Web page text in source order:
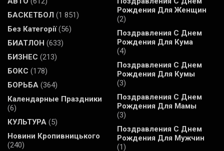
БАСКЕТБОЛ (1 851)
Без Категорії(56)
БИАТЛОН (633)
БИЗНЕС (213)
БОКС (178)
БОРЬБА (364)
Календарные Праздники
(6)
КУЛЬТУРА (5)
Новини Кропивницького
(240)
Рождения Для Женщин
(2)
Поздравления С Днем
Рождения Для Кума
(4)
Поздравления С Днем
Рождения Для Кумы
(3)
Поздравления С Днем
Рождения Для Мамы
(3)
Поздравления С Днем
Рождения Для Мужчин
(1)